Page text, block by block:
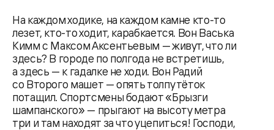
На каждом ходике, на каждом камне кто-то
лезет, кто-то ходит, карабкается. Вон Васька
Кимм с Максом Аксентьевым — живут, что ли
здесь? В городе по полгода не встретишь,
а здесь — к гадалке не ходи. Вон Радий
со Второго машет — опять толпу тёток
потащил. Спортсмены бодают «Брызги
шампанского» — прыгают на высоту метра
три и там находят за что уцепиться! Господи,